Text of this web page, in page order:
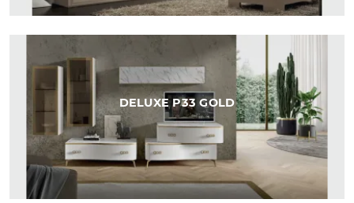
DELUXE P33 GOLD